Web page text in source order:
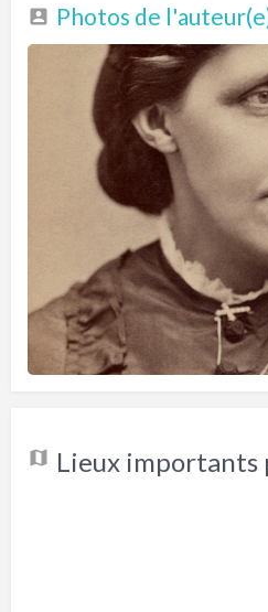
Photos de
Lieux importants